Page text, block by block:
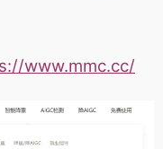
www.mmc.cc/